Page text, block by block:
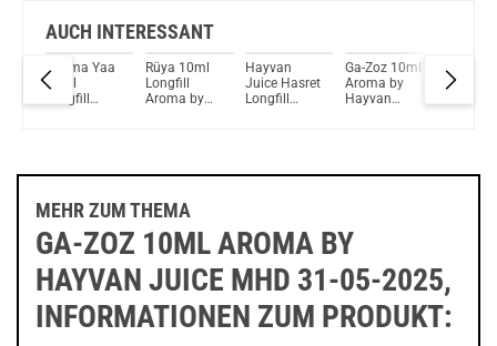
AUCH INTERESSANT
Yapma Yaa
10ml
Longfill
Rüya 10ml
Longfill
Aroma by
Hayvan
Juice Hasret
Longfill
Ga-Zoz 10ml
Aroma by
Hayvan
Ga-Zoz
10ml
MEHR ZUM THEMA
GA-ZOZ 10ML AROMA BY
HAYVAN JUICE MHD 31-05-2025,
INFORMATIONEN ZUM PRODUKT: